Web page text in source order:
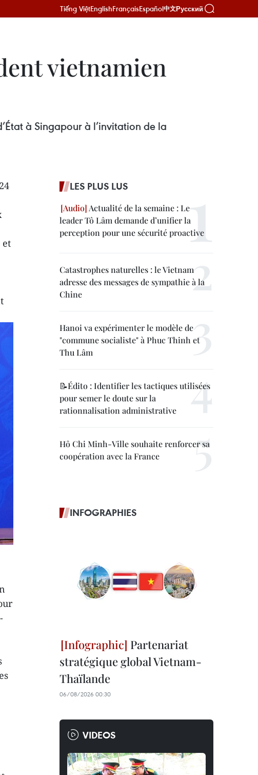
Tiếng ViệtEnglishFrançaisEspañol中文Русский
vietnamien
à Singapour à l’invitation de la
et
LES PLUS LUS
Actualité de la semaine : Le
leader Tô Lâm demande d’unifier la
perception pour une sécurité proactive
Catastrophes naturelles : le Vietnam
adresse des messages de sympathie à la
Chine
Hanoi va expérimenter le modèle de
"commune socialiste" à Phuc Thinh et
Thu Lâm
📝Édito : Identifier les tactiques utilisées
pour semer le doute sur la
rationnalisation administrative
Hô Chi Minh-Ville souhaite renforcer sa
coopération avec la France
INFOGRAPHIES
Partenariat
stratégique global Vietnam-
Thaïlande
06/08/2026 00:30
VIDEOS